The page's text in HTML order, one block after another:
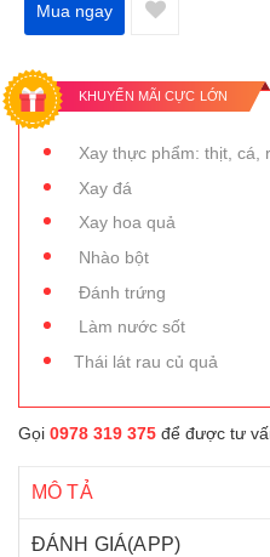
Mua ngay
KHUYẾN MÃI CỰC LỚN
Xay thực phẩm: thịt, cá,
Xay đá
Xay hoa quả
Nhào bột
Đánh trứng
Làm nước sốt
Thái lát rau củ quả
Gọi 0978 319 375 để được tư
MÔ TẢ
ĐÁNH GIÁ(APP)